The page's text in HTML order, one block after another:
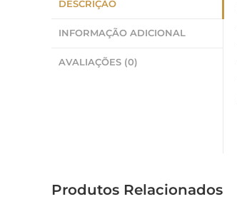
DESCRIÇÃO
INFORMAÇÃO ADICIONAL
AVALIAÇÕES (0)
Produtos Relacionados